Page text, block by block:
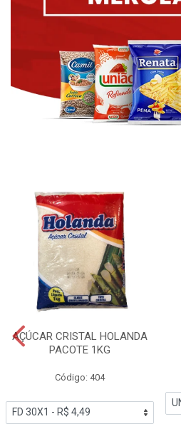
AÇÚCAR CRISTAL HOLANDA
PACOTE 1KG
Código: 404